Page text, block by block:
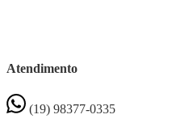
Atendimento
(19) 98377-0335